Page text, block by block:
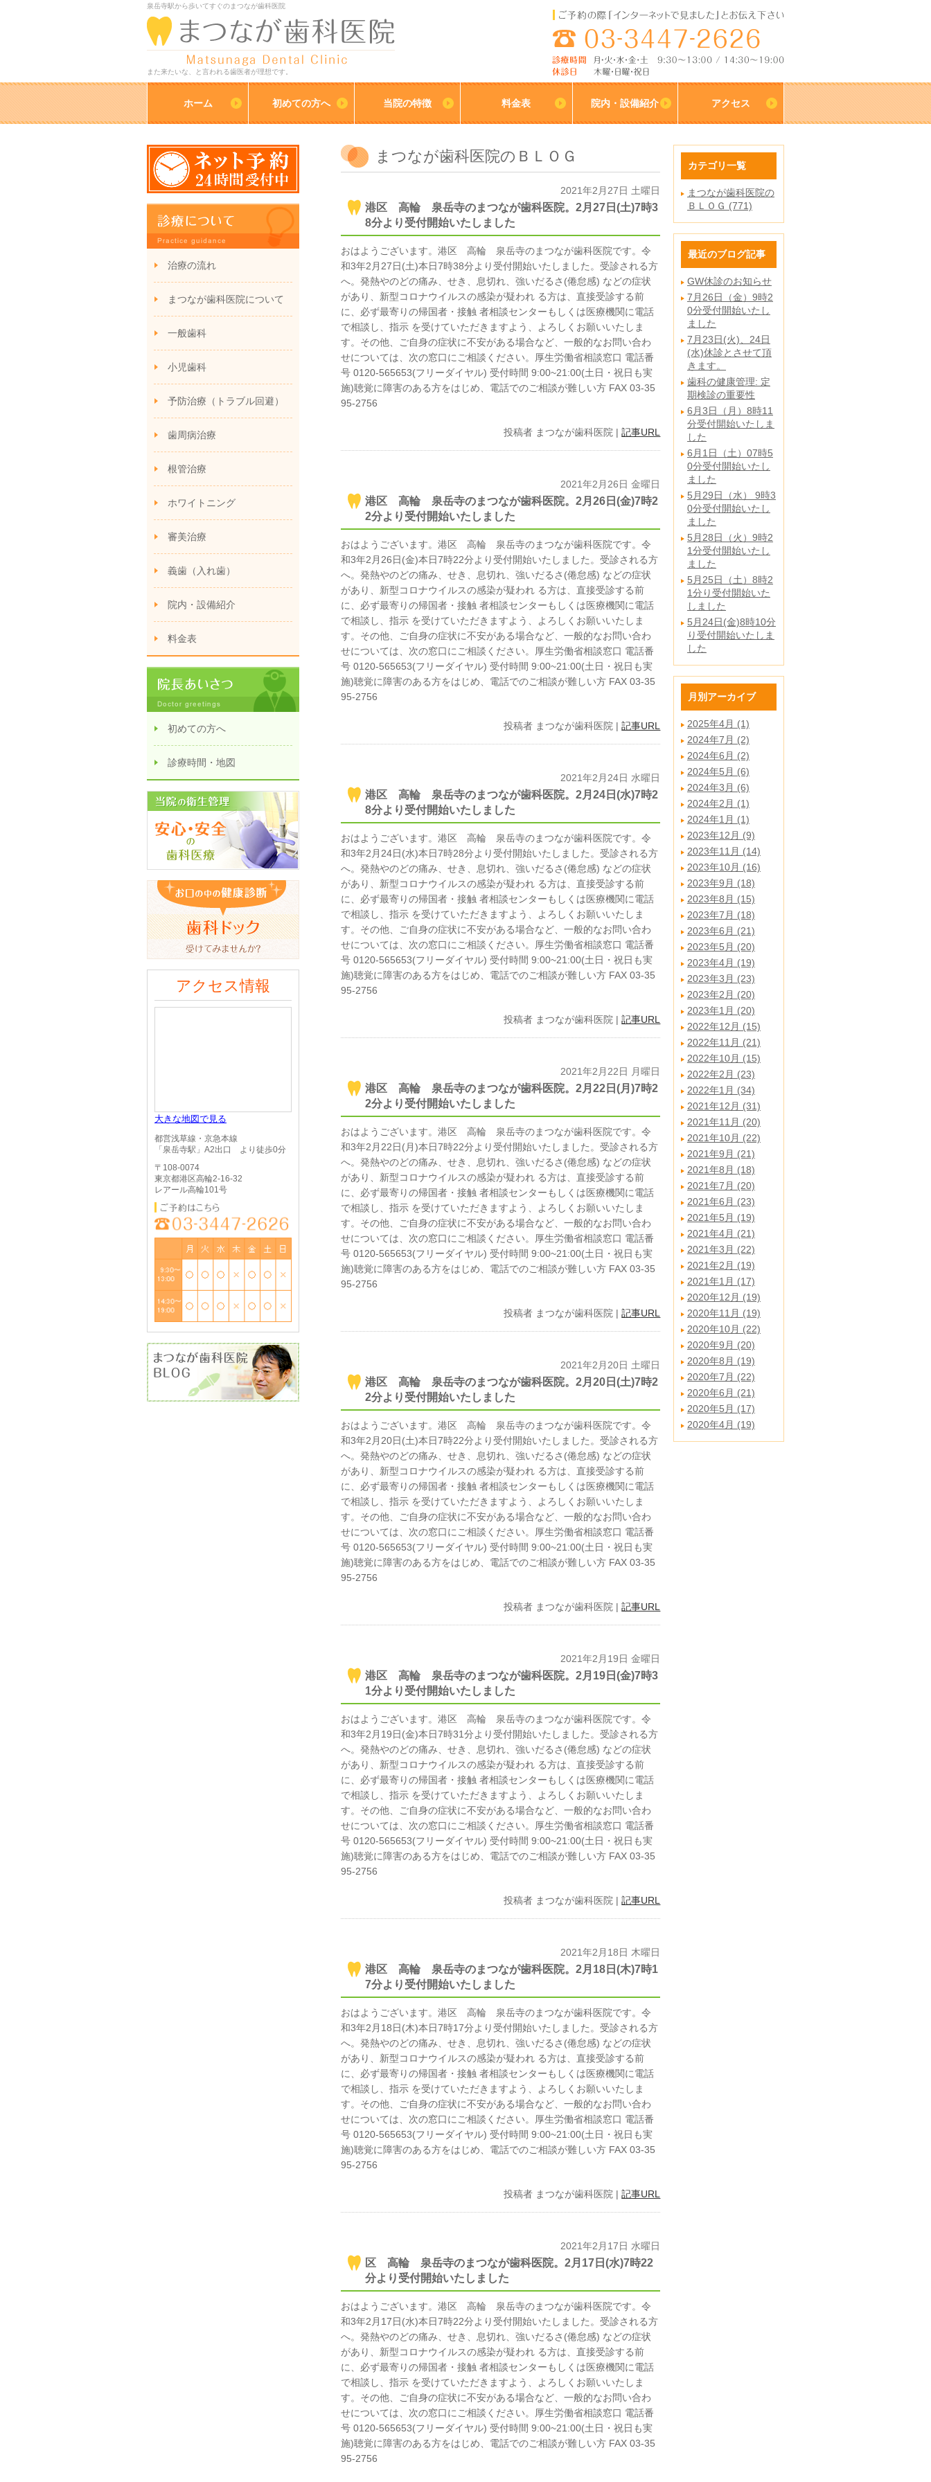
泉岳寺駅から歩いてすぐのまつなが歯科医院
また来たいな、と言われる歯医者が理想です。
ホーム 初めての方へ 当院の特徴 料金表 院内・設備紹介 アクセス
まつなが歯科医院のＢＬＯＧ
2021年2月27日 土曜日
港区 高輪 泉岳寺のまつなが歯科医院。2月27日(土)7時3
8分より受付開始いたしました
おはようございます。港区 高輪 泉岳寺のまつなが歯科医院です。令
和3年2月27日(土)本日7時38分より受付開始いたしました。受診される方
へ。発熱やのどの痛み、せき、息切れ、強いだるさ(倦怠感) などの症状
があり、新型コロナウイルスの感染が疑われ る方は、直接受診する前
に、必ず最寄りの帰国者・接触 者相談センターもしくは医療機関に電話
で相談し、指示 を受けていただきますよう、よろしくお願いいたしま
す。その他、ご自身の症状に不安がある場合など、一般的なお問い合わ
せについては、次の窓口にご相談ください。厚生労働省相談窓口 電話番
号 0120-565653(フリーダイヤル) 受付時間 9:00~21:00(土日・祝日も実
施)聴覚に障害のある方をはじめ、電話でのご相談が難しい方 FAX 03-35
95-2756
投稿者 まつなが歯科医院 |記事URL
2021年2月26日 金曜日
港区 高輪 泉岳寺のまつなが歯科医院。2月26日(金)7時2
2分より受付開始いたしました
おはようございます。港区 高輪 泉岳寺のまつなが歯科医院です。令
和3年2月26日(金)本日7時22分より受付開始いたしました。受診される方
へ。発熱やのどの痛み、せき、息切れ、強いだるさ(倦怠感) などの症状
があり、新型コロナウイルスの感染が疑われ る方は、直接受診する前
に、必ず最寄りの帰国者・接触 者相談センターもしくは医療機関に電話
で相談し、指示 を受けていただきますよう、よろしくお願いいたしま
す。その他、ご自身の症状に不安がある場合など、一般的なお問い合わ
せについては、次の窓口にご相談ください。厚生労働省相談窓口 電話番
号 0120-565653(フリーダイヤル) 受付時間 9:00~21:00(土日・祝日も実
施)聴覚に障害のある方をはじめ、電話でのご相談が難しい方 FAX 03-35
95-2756
投稿者 まつなが歯科医院 |記事URL
2021年2月24日 水曜日
港区 高輪 泉岳寺のまつなが歯科医院。2月24日(水)7時2
8分より受付開始いたしました
おはようございます。港区 高輪 泉岳寺のまつなが歯科医院です。令
和3年2月24日(水)本日7時28分より受付開始いたしました。受診される方
へ。発熱やのどの痛み、せき、息切れ、強いだるさ(倦怠感) などの症状
があり、新型コロナウイルスの感染が疑われ る方は、直接受診する前
に、必ず最寄りの帰国者・接触 者相談センターもしくは医療機関に電話
で相談し、指示 を受けていただきますよう、よろしくお願いいたしま
す。その他、ご自身の症状に不安がある場合など、一般的なお問い合わ
せについては、次の窓口にご相談ください。厚生労働省相談窓口 電話番
号 0120-565653(フリーダイヤル) 受付時間 9:00~21:00(土日・祝日も実
施)聴覚に障害のある方をはじめ、電話でのご相談が難しい方 FAX 03-35
95-2756
投稿者 まつなが歯科医院 |記事URL
2021年2月22日 月曜日
港区 高輪 泉岳寺のまつなが歯科医院。2月22日(月)7時2
2分より受付開始いたしました
おはようございます。港区 高輪 泉岳寺のまつなが歯科医院です。令
和3年2月22日(月)本日7時22分より受付開始いたしました。受診される方
へ。発熱やのどの痛み、せき、息切れ、強いだるさ(倦怠感) などの症状
があり、新型コロナウイルスの感染が疑われ る方は、直接受診する前
に、必ず最寄りの帰国者・接触 者相談センターもしくは医療機関に電話
で相談し、指示 を受けていただきますよう、よろしくお願いいたしま
す。その他、ご自身の症状に不安がある場合など、一般的なお問い合わ
せについては、次の窓口にご相談ください。厚生労働省相談窓口 電話番
号 0120-565653(フリーダイヤル) 受付時間 9:00~21:00(土日・祝日も実
施)聴覚に障害のある方をはじめ、電話でのご相談が難しい方 FAX 03-35
95-2756
投稿者 まつなが歯科医院 |記事URL
2021年2月20日 土曜日
港区 高輪 泉岳寺のまつなが歯科医院。2月20日(土)7時2
2分より受付開始いたしました
おはようございます。港区 高輪 泉岳寺のまつなが歯科医院です。令
和3年2月20日(土)本日7時22分より受付開始いたしました。受診される方
へ。発熱やのどの痛み、せき、息切れ、強いだるさ(倦怠感) などの症状
があり、新型コロナウイルスの感染が疑われ る方は、直接受診する前
に、必ず最寄りの帰国者・接触 者相談センターもしくは医療機関に電話
で相談し、指示 を受けていただきますよう、よろしくお願いいたしま
す。その他、ご自身の症状に不安がある場合など、一般的なお問い合わ
せについては、次の窓口にご相談ください。厚生労働省相談窓口 電話番
号 0120-565653(フリーダイヤル) 受付時間 9:00~21:00(土日・祝日も実
施)聴覚に障害のある方をはじめ、電話でのご相談が難しい方 FAX 03-35
95-2756
投稿者 まつなが歯科医院 |記事URL
2021年2月19日 金曜日
港区 高輪 泉岳寺のまつなが歯科医院。2月19日(金)7時3
1分より受付開始いたしました
おはようございます。港区 高輪 泉岳寺のまつなが歯科医院です。令
和3年2月19日(金)本日7時31分より受付開始いたしました。受診される方
へ。発熱やのどの痛み、せき、息切れ、強いだるさ(倦怠感) などの症状
があり、新型コロナウイルスの感染が疑われ る方は、直接受診する前
に、必ず最寄りの帰国者・接触 者相談センターもしくは医療機関に電話
で相談し、指示 を受けていただきますよう、よろしくお願いいたしま
す。その他、ご自身の症状に不安がある場合など、一般的なお問い合わ
せについては、次の窓口にご相談ください。厚生労働省相談窓口 電話番
号 0120-565653(フリーダイヤル) 受付時間 9:00~21:00(土日・祝日も実
施)聴覚に障害のある方をはじめ、電話でのご相談が難しい方 FAX 03-35
95-2756
投稿者 まつなが歯科医院 |記事URL
2021年2月18日 木曜日
港区 高輪 泉岳寺のまつなが歯科医院。2月18日(木)7時1
7分より受付開始いたしました
おはようございます。港区 高輪 泉岳寺のまつなが歯科医院です。令
和3年2月18日(木)本日7時17分より受付開始いたしました。受診される方
へ。発熱やのどの痛み、せき、息切れ、強いだるさ(倦怠感) などの症状
があり、新型コロナウイルスの感染が疑われ る方は、直接受診する前
に、必ず最寄りの帰国者・接触 者相談センターもしくは医療機関に電話
で相談し、指示 を受けていただきますよう、よろしくお願いいたしま
す。その他、ご自身の症状に不安がある場合など、一般的なお問い合わ
せについては、次の窓口にご相談ください。厚生労働省相談窓口 電話番
号 0120-565653(フリーダイヤル) 受付時間 9:00~21:00(土日・祝日も実
施)聴覚に障害のある方をはじめ、電話でのご相談が難しい方 FAX 03-35
95-2756
投稿者 まつなが歯科医院 |記事URL
2021年2月17日 水曜日
区 高輪 泉岳寺のまつなが歯科医院。2月17日(水)7時22
分より受付開始いたしました
おはようございます。港区 高輪 泉岳寺のまつなが歯科医院です。令
和3年2月17日(水)本日7時22分より受付開始いたしました。受診される方
へ。発熱やのどの痛み、せき、息切れ、強いだるさ(倦怠感) などの症状
があり、新型コロナウイルスの感染が疑われ る方は、直接受診する前
に、必ず最寄りの帰国者・接触 者相談センターもしくは医療機関に電話
で相談し、指示 を受けていただきますよう、よろしくお願いいたしま
す。その他、ご自身の症状に不安がある場合など、一般的なお問い合わ
せについては、次の窓口にご相談ください。厚生労働省相談窓口 電話番
号 0120-565653(フリーダイヤル) 受付時間 9:00~21:00(土日・祝日も実
施)聴覚に障害のある方をはじめ、電話でのご相談が難しい方 FAX 03-35
95-2756
カテゴリ一覧
まつなが歯科医院の
ＢＬＯＧ (771)
最近のブログ記事
GW休診のお知らせ
7月26日（金）9時2
0分受付開始いたし
ました
7月23日(火)、24日
(水)休診とさせて頂
きます。
歯科の健康管理: 定
期検診の重要性
6月3日（月）8時11
分受付開始いたしま
した
6月1日（土）07時5
0分受付開始いたし
ました
5月29日（水） 9時3
0分受付開始いたし
ました
5月28日（火）9時2
1分受付開始いたし
ました
5月25日（土）8時2
1分り受付開始いた
しました
5月24日(金)8時10分
り受付開始いたしま
した
月別アーカイブ
2025年4月 (1)
2024年7月 (2)
2024年6月 (2)
2024年5月 (6)
2024年3月 (6)
2024年2月 (1)
2024年1月 (1)
2023年12月 (9)
2023年11月 (14)
2023年10月 (16)
2023年9月 (18)
2023年8月 (15)
2023年7月 (18)
2023年6月 (21)
2023年5月 (20)
2023年4月 (19)
2023年3月 (23)
2023年2月 (20)
2023年1月 (20)
2022年12月 (15)
2022年11月 (21)
2022年10月 (15)
2022年2月 (23)
2022年1月 (34)
2021年12月 (31)
2021年11月 (20)
2021年10月 (22)
2021年9月 (21)
2021年8月 (18)
2021年7月 (20)
2021年6月 (23)
2021年5月 (19)
2021年4月 (21)
2021年3月 (22)
2021年2月 (19)
2021年1月 (17)
2020年12月 (19)
2020年11月 (19)
2020年10月 (22)
2020年9月 (20)
2020年8月 (19)
2020年7月 (22)
2020年6月 (21)
2020年5月 (17)
2020年4月 (19)
治療の流れ
まつなが歯科医院について
一般歯科
小児歯科
予防治療（トラブル回避）
歯周病治療
根管治療
ホワイトニング
審美治療
義歯（入れ歯）
院内・設備紹介
料金表
初めての方へ
診療時間・地図
アクセス情報
大きな地図で見る
都営浅草線・京急本線
「泉岳寺駅」A2出口 より徒歩0分
〒108-0074
東京都港区高輪2-16-32
レアール高輪101号